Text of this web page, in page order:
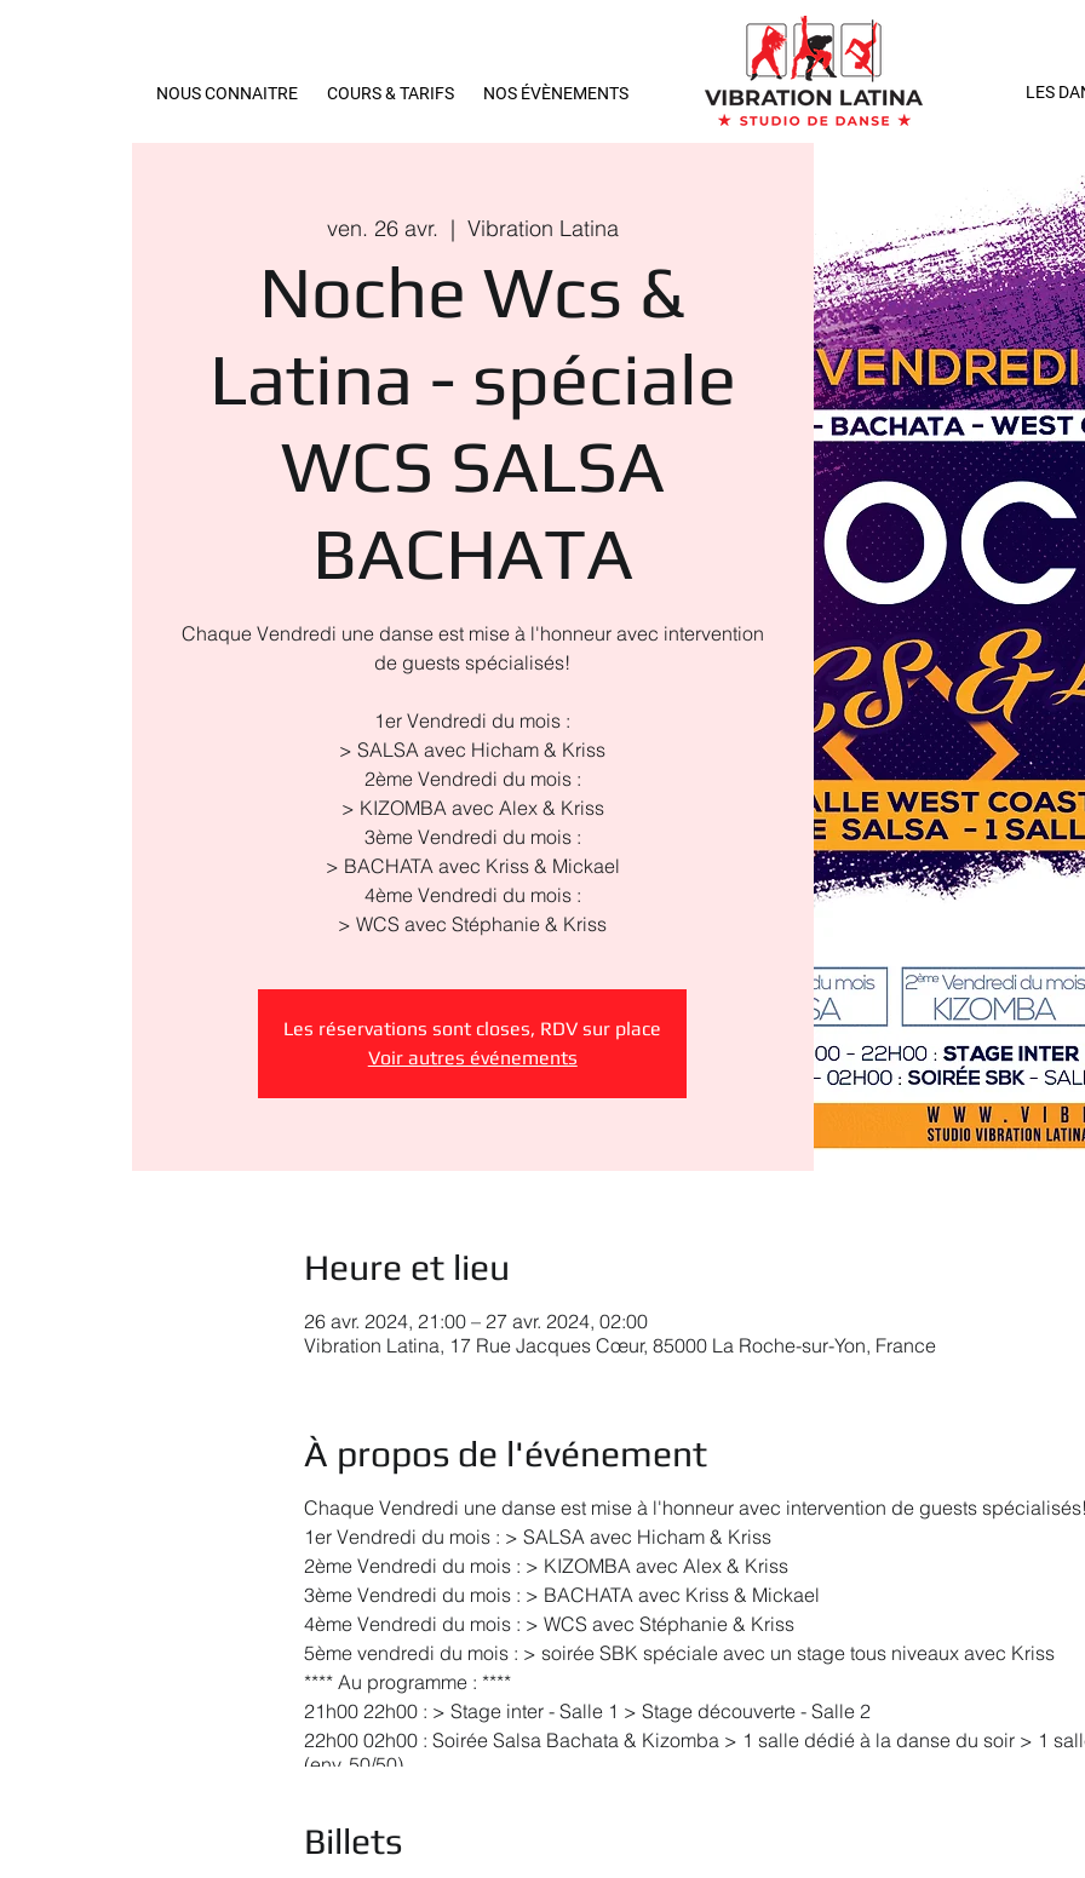
NOUS CONNAITRE COURS & TARIFS NOS ÉVÈNEMENTS LES
ven. 26 avr.
  |
Vibration Latina
Noche Wcs &
Latina - spéciale
WCS SALSA
BACHATA
Chaque Vendredi une danse est mise à l'honneur avec intervention
de guests spécialisés!
1er Vendredi du mois :
> SALSA avec Hicham & Kriss
2ème Vendredi du mois :
> KIZOMBA avec Alex & Kriss
3ème Vendredi du mois :
> BACHATA avec Kriss & Mickael
4ème Vendredi du mois :
> WCS avec Stéphanie & Kriss
Les réservations sont closes, RDV sur place
Voir autres événements
Heure et lieu
26 avr. 2024, 21:00 – 27 avr. 2024, 02:00
Vibration Latina, 17 Rue Jacques Cœur, 85000 La Roche-sur-Yon, France
À propos de l'événement
Chaque Vendredi une danse est mise à l'honneur avec intervention de guests
1er Vendredi du mois : > SALSA avec Hicham & Kriss
2ème Vendredi du mois : > KIZOMBA avec Alex & Kriss
3ème Vendredi du mois : > BACHATA avec Kriss & Mickael
4ème Vendredi du mois : > WCS avec Stéphanie & Kriss
5ème vendredi du mois : > soirée SBK spéciale avec un stage tous niveaux avec Kriss
**** Au programme : ****
21h00 22h00 : > Stage inter - Salle 1 > Stage découverte - Salle 2
22h00 02h00 : Soirée Salsa Bachata & Kizomba > 1 salle dédié à la danse du soir > 1
(env. 50/50)
Tarif sur place 1 stage + 1 conso : 10€ Soirée seule + 1 conso : 5 €
Billets